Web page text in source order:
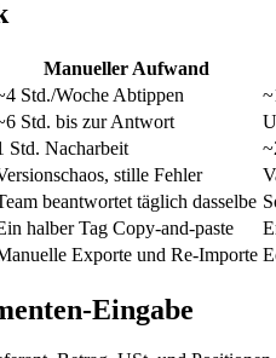
Manueller Aufwand
Std./Woche Abtippen
Std. bis zur Antwort
Std. Nacharbeit
stille Fehler
beantwortet täglich dasselbe
halber Tag Copy-and-paste
Exporte und Re-Importe
Eingabe